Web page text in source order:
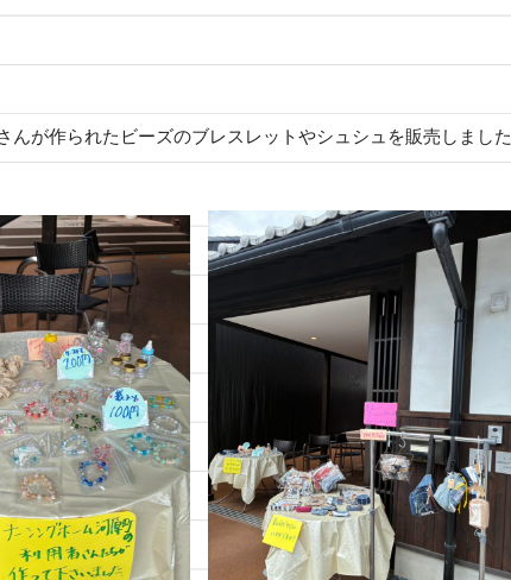
んが作られたビーズのブレスレットやシュシュを販売しました